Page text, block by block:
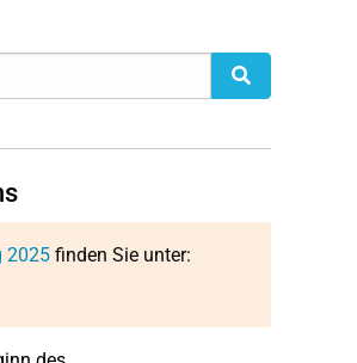
2025finden Sie unter: